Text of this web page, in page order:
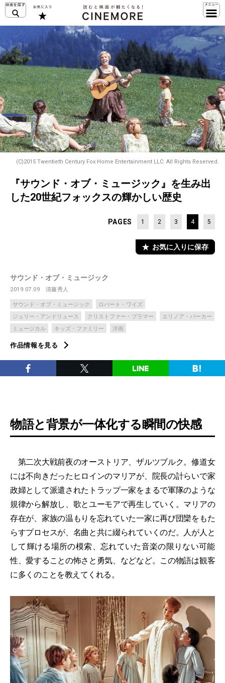
(C)2015 Twentieth Century Fox Home Entertainment LLC. All Rights Reserved.
『サウンド・オブ・ミュージック』を生み出
した20世紀フォックスの輝かしい歴史
PAGES 1 2 3 4 5
お気に入りに保存
サウンド・オブ・ミュージック
2019.07.09 清藤秀人
サウンド・オブ・ミュージック
ロバート・ワイズ
ジュリー・アンドリュース
クリストファー・プラマー
エリノア・パーカー
ミュージカル
キッズ・ファミリー 洋画
作品情報を見る
物語と背景が一体化する瞬間の快感
第二次大戦前夜のオーストリア、ザルツブルク。修道女
には不向きだったヒロインのマリアが、院長の計らいで家
政婦として派遣されたトラップ一家をまるで軍隊のような
規律から解放し、歌とユーモアで再生していく。マリアの
存在が、家族の温もりを忘れていた一家に再び団欒をもた
らすプロセスが、名曲と共に綴られていくのだ。人が人と
して輝ける場所の模索、忘れていた音楽の限りない可能
性、愛することの怖さと勇気、などなど。この物語は観客
に多くのことを教えてくれる。